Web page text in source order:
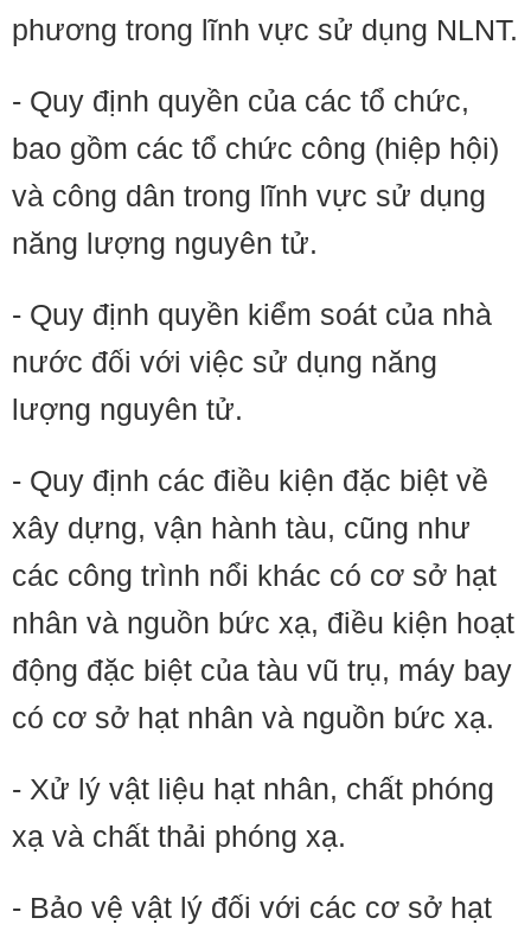
phương trong lĩnh vực sử dụng NLNT.
- Quy định quyền của các tổ chức,
bao gồm các tổ chức công (hiệp hội)
và công dân trong lĩnh vực sử dụng
năng lượng nguyên tử.
- Quy định quyền kiểm soát của nhà
nước đối với việc sử dụng năng
lượng nguyên tử.
- Quy định các điều kiện đặc biệt về
xây dựng, vận hành tàu, cũng như
các công trình nổi khác có cơ sở hạt
nhân và nguồn bức xạ, điều kiện hoạt
động đặc biệt của tàu vũ trụ, máy bay
có cơ sở hạt nhân và nguồn bức xạ.
- Xử lý vật liệu hạt nhân, chất phóng
xạ và chất thải phóng xạ.
- Bảo vệ vật lý đối với các cơ sở hạt